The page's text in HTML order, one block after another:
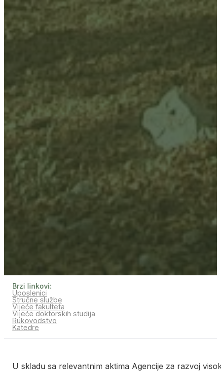
Brzi linkovi:
Uposlenici
Stručne službe
Vijeće fakulteta
Vijeće doktorskih studija
Rukovodstvo
Katedre
U skladu sa relevantnim aktima Agencije za razvoj